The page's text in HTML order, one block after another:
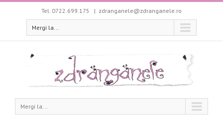
Tel. 0722.699.175 | zdranganele@zdranganele.ro
Mergi la...
Mergi la...